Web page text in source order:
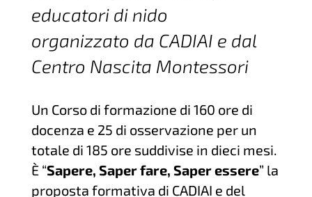
educatori di nido
organizzato da CADIAI e dal
Centro Nascita Montessori
Un Corso di formazione di 160 ore di
docenza e 25 di osservazione per un
totale di 185 ore suddivise in dieci mesi.
È “Sapere, Saper fare, Saper essere” la
proposta formativa di CADIAI e del